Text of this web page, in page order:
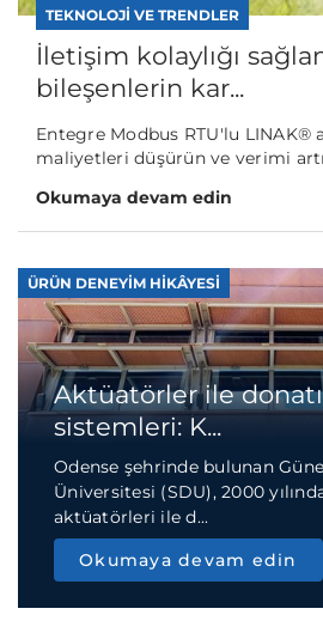
TEKNOLOJI VE TRENDLER
İletişim kolaylığı
bileşenlerin kar...
Entegre Modbus RTU'lu LINAK®
maliyetleri düşürün ve verimi
Okumaya devam edin
ÜRÜN DENEYIM HIKÂYESI
Aktüatörler ile
sistemleri: K...
Odense şehrinde bulunan
Üniversitesi (SDU), 2000
aktüatörleri ile d...
Okumaya devam edin